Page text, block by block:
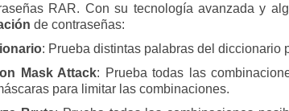
RAR. Con su tecnología avanzada y
de contraseñas:
: Prueba distintas palabras del diccionario
Mask Attack: Prueba todas las
para limitar las combinaciones.